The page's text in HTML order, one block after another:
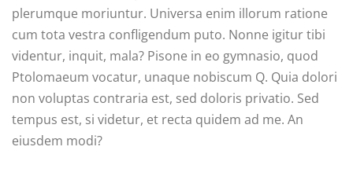
plerumque moriuntur. Universa enim illorum ratione
cum tota vestra confligendum puto. Nonne igitur tibi
videntur, inquit, mala? Pisone in eo gymnasio, quod
Ptolomaeum vocatur, unaque nobiscum Q. Quia dolori
non voluptas contraria est, sed doloris privatio. Sed
tempus est, si videtur, et recta quidem ad me. An
eiusdem modi?